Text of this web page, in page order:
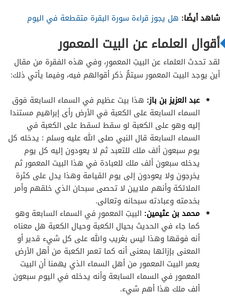
شاهد أيضًا: هل يجوز قراءة سورة البقرة متقطعة في اليوم
أقوال العلماء عن البيت المعمور
لقد تحدث العلماء عن البيتِ المعمورِ، وفي هذه الفقرة من مقال
أين يوجد البيت المعمور سيتمُّ ذكر أقوالهم فيه، وفيما يأتي ذلك:
عبد العزيز بن باز: هذا بيت عظيم في السماء السابعة فوق
السماء السابعة على الكعبة في الأرض رأى إبراهيم مستندا
إليه وهو على الكعبة لو سقط لسقط على الكعبة في
السماء السابعة قال النبي صلى الله عليه وسلم : يدخله كل
يوم سبعون ألف ملك للتعبد ثم لا يعودون إليه كل يوم
يدخله سبعون ألف ملك للعبادة في هذا البيت المعمور ثم
يخرجون ولا يعودون إلى يوم القيامة وهذا يدل على كثرة
الملائكة وأنهم ملايين لا تحصى سبحان الذي خلقهم وأمر
بخدمته وعبادته سبحانه وتعالى.
محمد بن عثيمين: البيتِ المعمورِ في السماء السابعة وهو
كما جاء في الحديث بحيال الكعبة وحيال الكعبة هل معناه
أنه فوقها وهذا ليس بغريب والله على كل شيء قدير أو
المعنى بإزائها بمعنى أنه كما تعمر الكعبة من أهل الأرض
يعمر البيت المعمور من أهل السماء الذي يهمنا أن البيت
المعمور في السماء السابعة وأنه يدخله في اليوم سبعون
ألف ملك هذا أهم شيء.